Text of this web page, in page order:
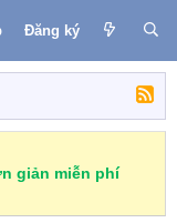
Đăng ký
giản miễn phí